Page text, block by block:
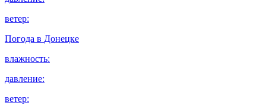
ветер:
Погода в Донецке
влажность:
давление:
ветер: